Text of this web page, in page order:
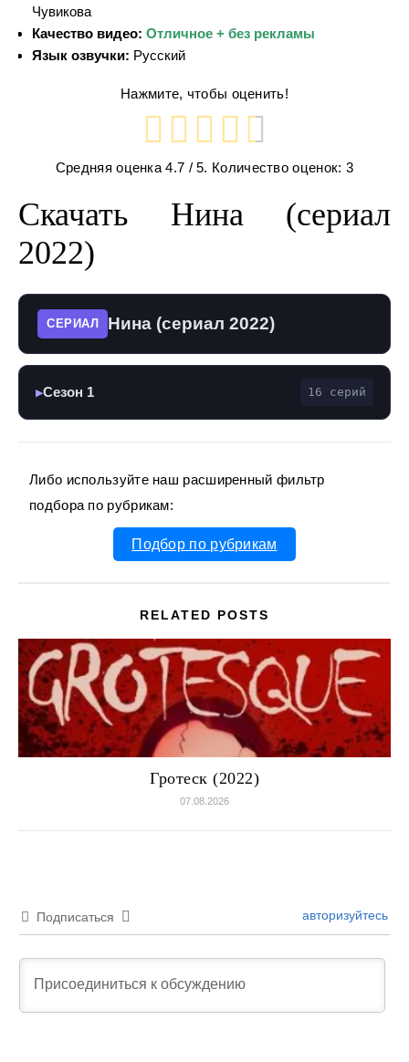
Чувикова
Качество видео: Отличное + без рекламы
Язык озвучки: Русский
Нажмите, чтобы оценить!
Средняя оценка4.7 / 5. Количество оценок: 3
Скачать Нина (сериал
2022)
СЕРИАЛ Нина (сериал 2022)
▶Сезон 1 16 серий
Либо используйте наш расширенный фильтр
подбора по рубрикам:
Подбор по рубрикам
RELATED POSTS
Гротеск (2022)
07.08.2026
Подписаться авторизуйтесь